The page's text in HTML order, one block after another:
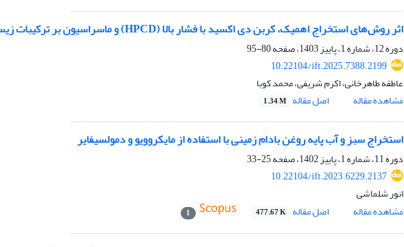
اثر روش‌های استخراج اهمیک، کربن دی اکسید با فشار بالا (HPCD) و ماسراسیون بر ترکیبات زیست‌فعال جلبک قهوه‌ای ایرانی (Nizimuddinia zanardini)
دوره 12، شماره 1، پاییز 1403، صفحه
80-95
10.22104/ift.2025.7388.2199
عاطفه طاهرخانی، اکرم شریفی، محمد کوبا
مشاهده مقاله
اصل مقاله 1.34 M
استخراج سبز و آب پایه روغن بادام زمینی با استفاده از مایکروویو و دمولسیفایر
دوره 11، شماره 1، پاییز 1402، صفحه
25-33
10.22104/ift.2023.6229.2137
انور شلماشی
مشاهده مقاله
اصل مقاله 477.67 K
1